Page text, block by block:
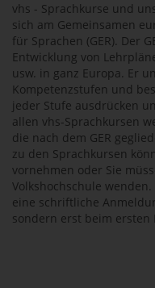
vhs - Sprachkurse und
sich am Gemeinsamen
für Sprachen (GER). Der
Entwicklung von
usw. in ganz Europa. Er
Kompetenzstufen und
jeder Stufe ausdrücken
allen vhs-Sprachkursen
die nach dem GER
zu den Sprachkursen
vornehmen oder Sie
Volkshochschule
eine schriftliche
sondern erst beim